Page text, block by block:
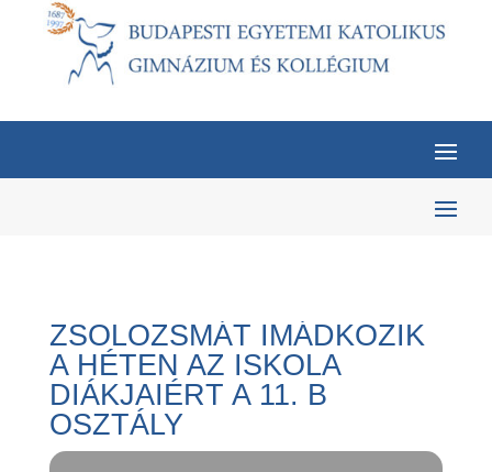
ZSOLOZSMÁT IMÁDKOZIK
A HÉTEN AZ ISKOLA
DIÁKJAIÉRT A 11. B
OSZTÁLY